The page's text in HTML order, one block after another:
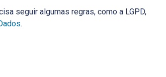
seguir algumas regras, como a LGPD,
.